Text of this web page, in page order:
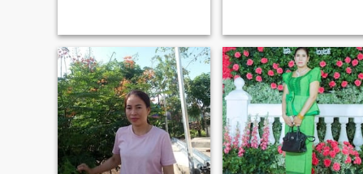
otros en cada asunto, ya sea
sufrimiento o felicidad, lo
somos Listo para superarlo
juntos. ¿Estás listo para ser
esa persona? Permítame
presentarme. Mi nombre es
Sremom. Soy una madre
soltera con un hijo. Mis
pasatiempos son limpiar,
cocinar y viajar. Estoy
tranquilo, Educado, amo a
Si amo a alguien, usaré la
comprensión para aceptarlo
si es positivo o negativo
porque la comprensión es la
base del amor que estará
juntos para siempre. Mi
nombre es Aliya. Tengo 33
años. He estado divorciado
por 3 años y tengo un hijo.
Soy un personal en
factory.My hobby es cocinar,